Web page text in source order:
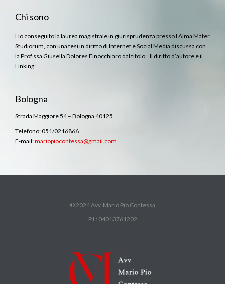
Chi sono
Ho conseguito la laurea magistrale in giurisprudenza presso l’Alma Mater
Studiorum, con una tesi in diritto di Internet e Social Media discussa con
la Prof.ssa Giusella Dolores Finocchiaro dal titolo ” Il diritto d’autore e il
Linking”.
Bologna
Strada Maggiore 54 – Bologna 40125
Telefono: 051/0216866
E-mail:mariopiocontessa@gmail.com
© 2024 Avv. Mario Pio Contessa
P.I.: 04013761202